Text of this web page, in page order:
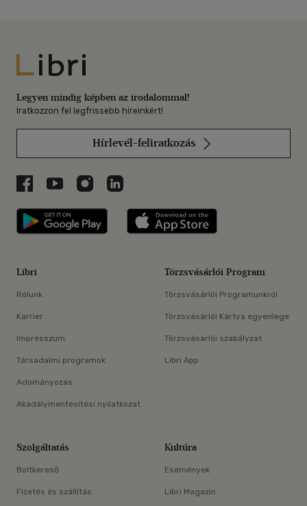
Libri
Legyen mindig képben az irodalommal!
Iratkozzon fel legfrissebb híreinkért!
Hírlevél-feliratkozás
Libri a Facebookon
Libri a Youtube-on
Libri az Instagramon
Libri a LinkedInen
Libri applikáció Szerezd meg: Google
Libri
Rólunk
Karrier
Impresszum
Társadalmi programok
Adományozás
Akadálymentesítési nyilatkozat
Törzsvásárlói Program
Törzsvásárlói Programunkról
Törzsvásárlói Kártya egyenlege
Törzsvásárlói szabályzat
Libri App
Szolgáltatás
Boltkereső
Fizetés és szállítás
Kultúra
Események
Libri Magazin